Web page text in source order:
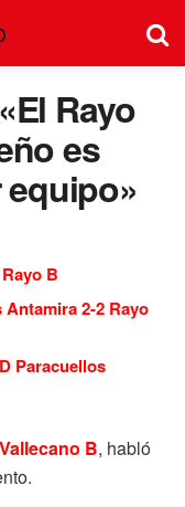
Rayo
es
B
2-2 Rayo
Paracuellos
B, habló